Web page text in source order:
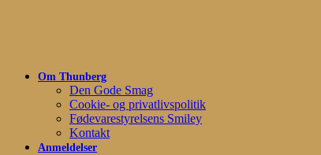
Om Thunberg
Den Gode Smag
Cookie- og privatlivspolitik
Fødevarestyrelsens Smiley
Kontakt
Anmeldelser